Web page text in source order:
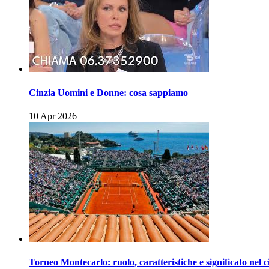
Cinzia Uomini e Donne: cosa sappiamo
10 Apr 2026
Torneo Montecarlo: ruolo, caratteristiche e significato nel